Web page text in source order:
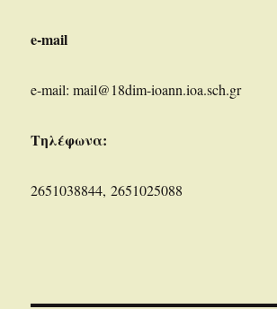
e-mail
e-mail: mail@18dim-ioann.ioa.sch.gr
Τηλέφωνα:
2651038844, 2651025088